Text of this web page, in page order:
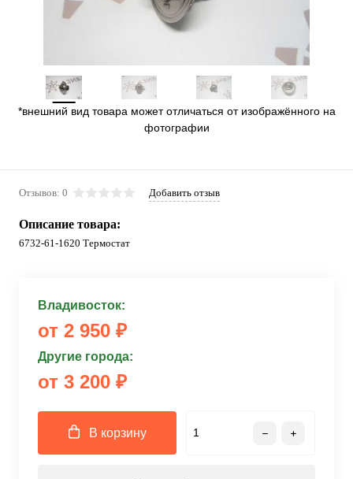
*внешний вид товара может отличаться от изображённого на
фотографии
Отзывов: 0 Добавить отзыв
Описание товара:
6732-61-1620 Термостат
Владивосток:
от 2 950 ₽
Другие города:
от 3 200 ₽
В корзину